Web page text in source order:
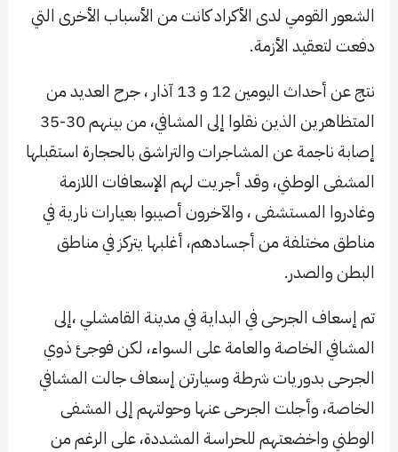
الشعور القومي لدى الأكراد كانت من الأسباب الأخرى التي
دفعت لتعقيد الأزمة.
نتج عن أحداث اليومين 12 و 13 آذار ، جرح العديد من
المتظاهرين الذين نقلوا إلى المشافي، من بينهم 30-35
إصابة ناجمة عن المشاجرات والتراشق بالحجارة استقبلها
المشفى الوطني، وقد أجريت لهم الإسعافات اللازمة
وغادروا المستشفى ، والآخرون أصيبوا بعيارات نارية في
مناطق مختلفة من أجسادهم، أغلبها يتركز في مناطق
البطن والصدر.
تم إسعاف الجرحى في البداية في مدينة القامشلي ،إلى
المشافي الخاصة والعامة على السواء، لكن فوجئ ذوي
الجرحى بدوريات شرطة وسيارتن إسعاف جالت المشافي
الخاصة، وأجلت الجرحى عنها وحولتهم إلى المشفى
الوطني واخضعتهم للحراسة المشددة، على الرغم من